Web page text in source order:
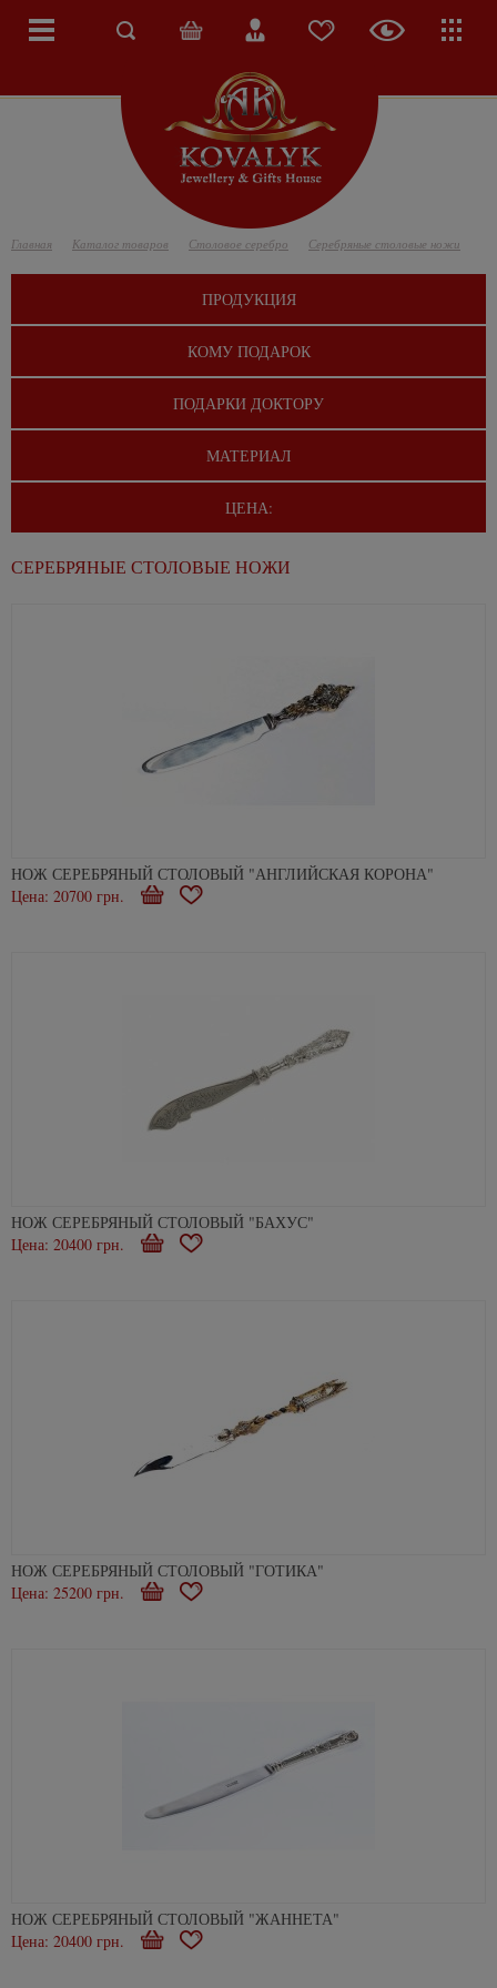
Главная Каталог товаров Столовое серебро Серебряные столовые ножи
ПРОДУКЦИЯ
КОМУ ПОДАРОК
ПОДАРКИ ДОКТОРУ
МАТЕРИАЛ
ЦЕНА:
СЕРЕБРЯНЫЕ СТОЛОВЫЕ НОЖИ
НОЖ СЕРЕБРЯНЫЙ СТОЛОВЫЙ "АНГЛИЙСКАЯ КОРОНА"
Цена: 20700 грн.
В
В
НОЖ СЕРЕБРЯНЫЙ СТОЛОВЫЙ "БАХУС"
Цена: 20400 грн.
В
В
НОЖ СЕРЕБРЯНЫЙ СТОЛОВЫЙ "ГОТИКА"
Цена: 25200 грн.
В
В
НОЖ СЕРЕБРЯНЫЙ СТОЛОВЫЙ "ЖАННЕТА"
Цена: 20400 грн.
В
В